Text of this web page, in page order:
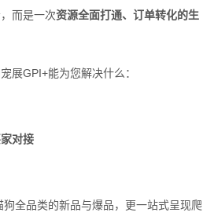
而是一次资源全面打通、订单转化的生
展GPI+能为您解决什么：
对接
全品类的新品与爆品，更一站式呈现爬